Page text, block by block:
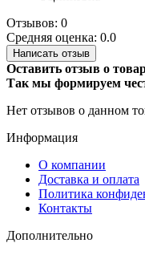
Отзывов: 0
Средняя оценка: 0.0
Написать отзыв
Оставить отзыв о
Так мы формируем
Нет отзывов о данном
Информация
О компании
Доставка и оплата
Политика
Контакты
Дополнительно